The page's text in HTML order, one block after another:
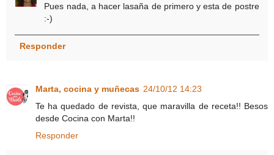
Pues nada, a hacer lasaña de primero y esta de postre
:-)
Responder
Marta, cocina y muñecas 24/10/12 14:23
Te ha quedado de revista, que maravilla de receta!! Besos
desde Cocina con Marta!!
Responder